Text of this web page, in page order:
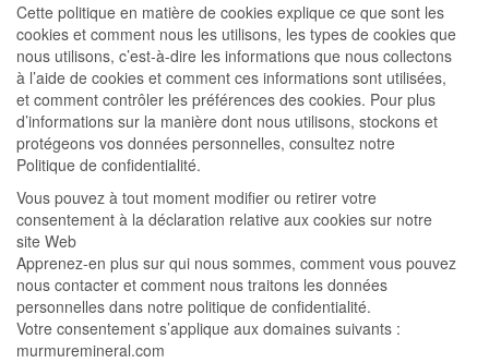
Cette politique en matière de cookies explique ce que sont les
cookies et comment nous les utilisons, les types de cookies que
nous utilisons, c’est-à-dire les informations que nous collectons
à l’aide de cookies et comment ces informations sont utilisées,
et comment contrôler les préférences des cookies. Pour plus
d’informations sur la manière dont nous utilisons, stockons et
protégeons vos données personnelles, consultez notre
Politique de confidentialité.
Vous pouvez à tout moment modifier ou retirer votre
consentement à la déclaration relative aux cookies sur notre
site Web
Apprenez-en plus sur qui nous sommes, comment vous pouvez
nous contacter et comment nous traitons les données
personnelles dans notre politique de confidentialité.
Votre consentement s’applique aux domaines suivants :
murmuremineral.com